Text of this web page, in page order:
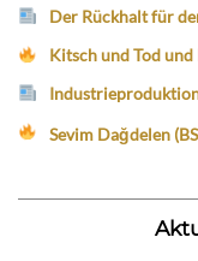
Der Rückhalt für
Kitsch und Tod
Sevim Dağdelen